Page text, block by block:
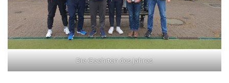
Die Geehrten des Jahres